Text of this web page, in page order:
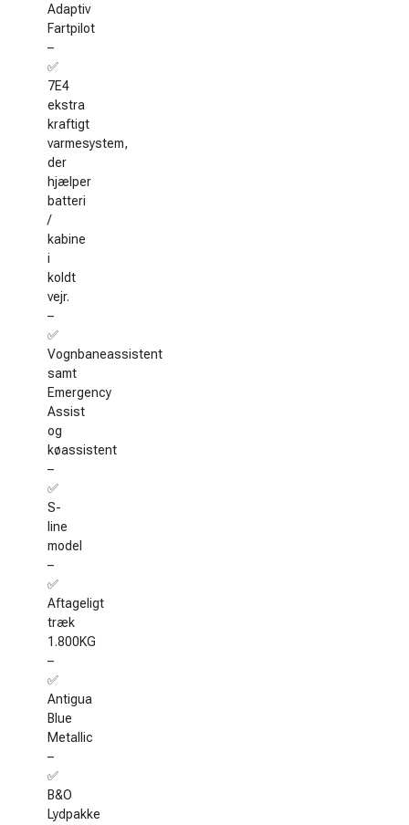
Adaptiv
Fartpilot
–
✅
7E4
ekstra
kraftigt
varmesystem,
der
hjælper
batteri
/
kabine
i
koldt
vejr.
–
✅
Vognbaneassistent
samt
Emergency
Assist
og
køassistent
–
✅
S-
line
model
–
✅
Aftageligt
træk
1.800KG
–
✅
Antigua
Blue
Metallic
–
✅
B&O
Lydpakke